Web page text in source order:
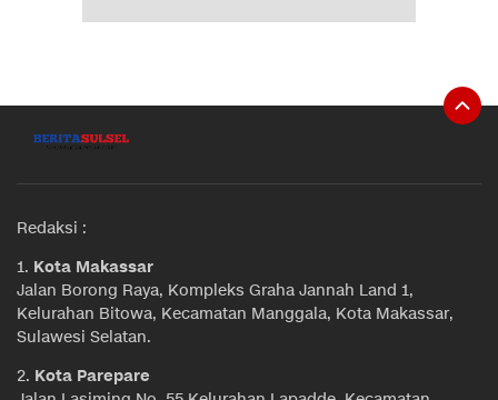
Redaksi :
1. Kota Makassar
Jalan Borong Raya, Kompleks Graha Jannah Land 1,
Kelurahan Bitowa, Kecamatan Manggala, Kota Makassar,
Sulawesi Selatan.
2. Kota Parepare